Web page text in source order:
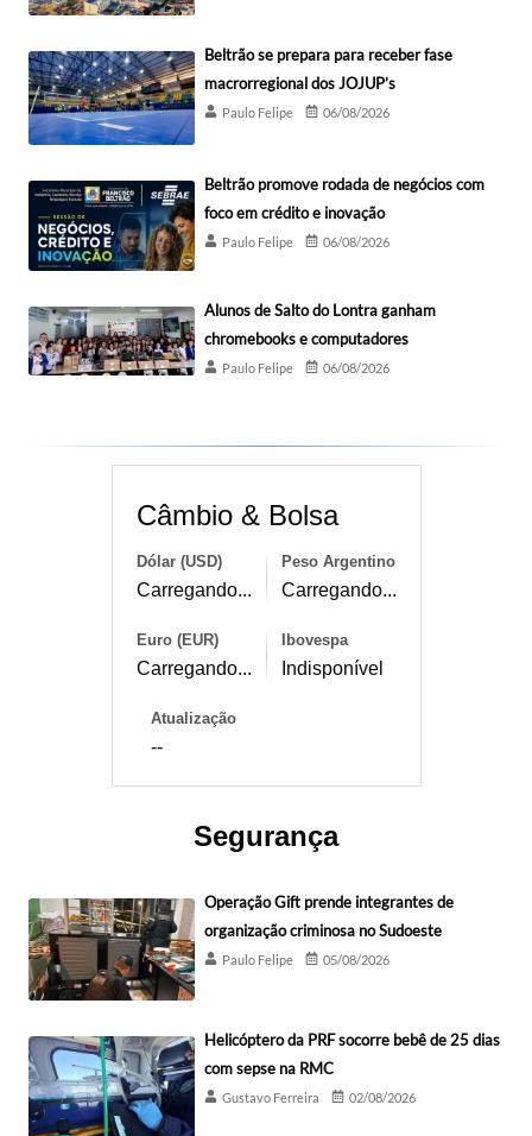
Beltrão se prepara para receber fase
macrorregional dos JOJUP’s
Paulo Felipe 06/08/2026
Beltrão promove rodada de negócios com
foco em crédito e inovação
Paulo Felipe 06/08/2026
Alunos de Salto do Lontra ganham
chromebooks e computadores
Paulo Felipe 06/08/2026
Câmbio & Bolsa
Dólar (USD)
Carregando...
Peso Argentino
Carregando...
Euro (EUR)
Carregando...
Ibovespa
Indisponível
Atualização
--
Segurança
Operação Gift prende integrantes de
organização criminosa no Sudoeste
Paulo Felipe 05/08/2026
Helicóptero da PRF socorre bebê de 25 dias
com sepse na RMC
Gustavo Ferreira 02/08/2026